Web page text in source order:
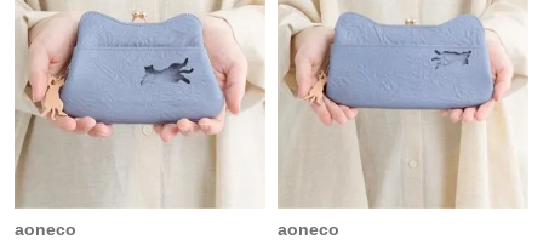
aoneco
aoneco